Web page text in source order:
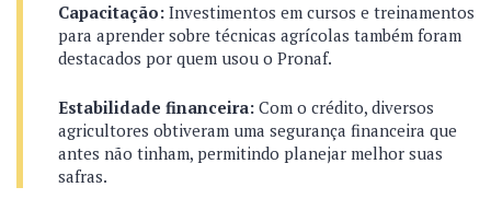
Capacitação: Investimentos em cursos e treinamentos
para aprender sobre técnicas agrícolas também foram
destacados por quem usou o Pronaf.
Estabilidade financeira: Com o crédito, diversos
agricultores obtiveram uma segurança financeira que
antes não tinham, permitindo planejar melhor suas
safras.